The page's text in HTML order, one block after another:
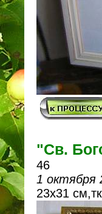
"Св.
46
1 октября
23х31